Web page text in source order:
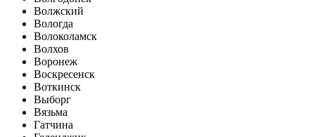
Волжский
Вологда
Волоколамск
Волхов
Воронеж
Воскресенск
Воткинск
Выборг
Вязьма
Гатчина